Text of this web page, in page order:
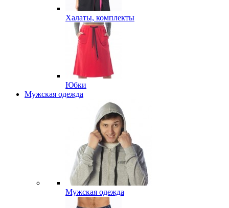
Халаты, комплекты
Юбки
Мужская одежда
Мужская одежда